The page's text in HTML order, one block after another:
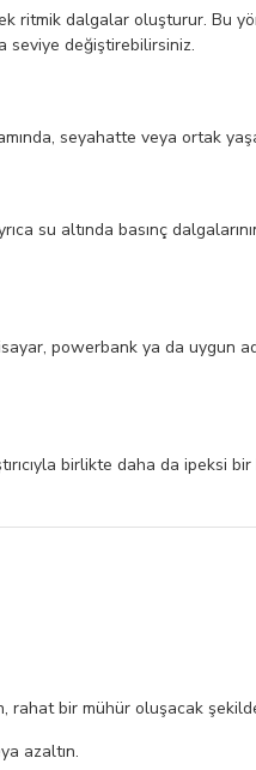
ritmik dalgalar oluşturur. Bu
seviye değiştirebilirsiniz.
seyahatte veya ortak
su altında basınç
powerbank ya da
birlikte daha da ipeksi
rahat bir mühür oluşacak
azaltın.